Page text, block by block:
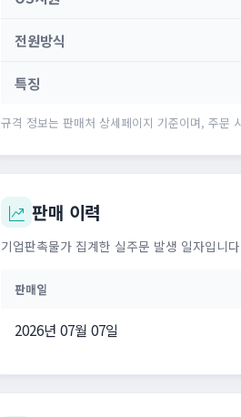
전원방식
특징
규격 정보는 판매처 상세페이지 기준이며, 주문
판매 이력
기업판촉물가 집계한 실주문 발생 일자입니
판매일
2026년 07월 07일